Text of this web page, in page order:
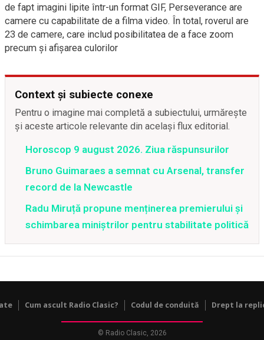
de fapt imagini lipite într-un format GIF, Perseverance are
camere cu capabilitate de a filma video. În total, roverul are
23 de camere, care includ posibilitatea de a face zoom
precum și afișarea culorilor
Context și subiecte conexe
Pentru o imagine mai completă a subiectului, urmărește
și aceste articole relevante din același flux editorial.
Horoscop 9 august 2026. Ziua răspunsurilor
Bruno Guimaraes a semnat cu Arsenal, transfer
record de la Newcastle
Radu Miruță propune menținerea premierului și
schimbarea miniștrilor pentru stabilitate politică
Cum ascult Radio Clasic? Codul de conduită Drept la
© Radio Clasic, 2026